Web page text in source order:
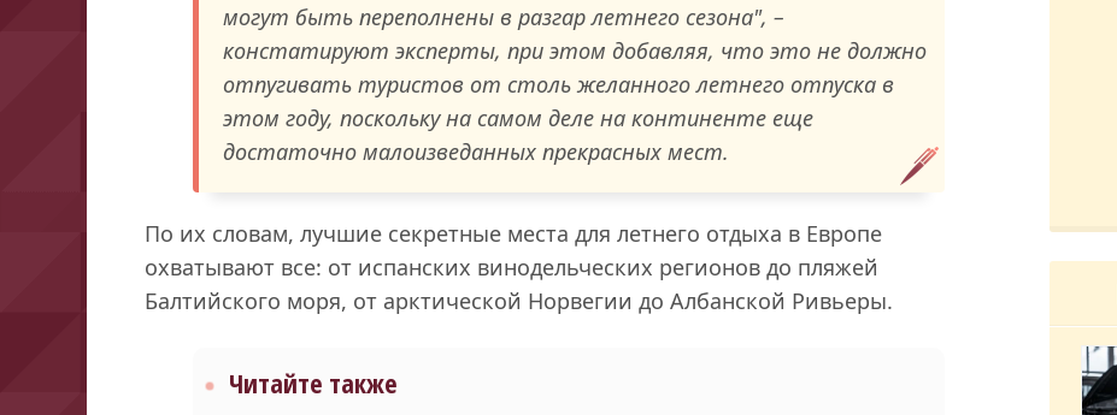
могут быть переполнены в разгар летнего сезона", –
констатируют эксперты, при этом добавляя, что это не должно
отпугивать туристов от столь желанного летнего отпуска в
этом году, поскольку на самом деле на континенте еще
достаточно малоизведанных прекрасных мест.
По их словам, лучшие секретные места для летнего отдыха в Европе
охватывают все: от испанских винодельческих регионов до пляжей
Балтийского моря, от арктической Норвегии до Албанской Ривьеры.
Читайте также